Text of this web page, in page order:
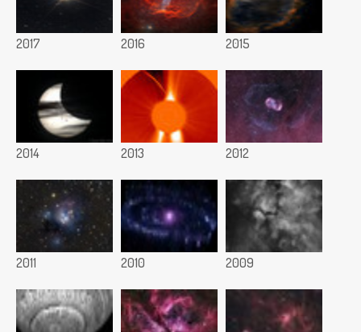
2017 2016 2015
2014 2013 2012
2011 2010 2009